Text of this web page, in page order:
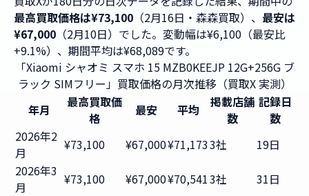
最高買取価格は¥73,100 （2月16日・森森買取）、 最安は
¥67,000 （2月10日）でした。変動幅は¥6,100（最安比
+9.1%）、期間平均は¥68,089です。
「Xiaomi シャオミ スマホ 15 MZB0KEEJP 12G+256G ブ
ラック SIMフリー」買取価格の月次推移（買取X 実測）
年月
最高買取価
格
最安 平均
掲載店舗
数
記録日
数
2026年2
月
¥73,100 ¥67,000¥71,1733社
19日
2026年3
月
¥73,100 ¥67,000¥70,5413社
31日